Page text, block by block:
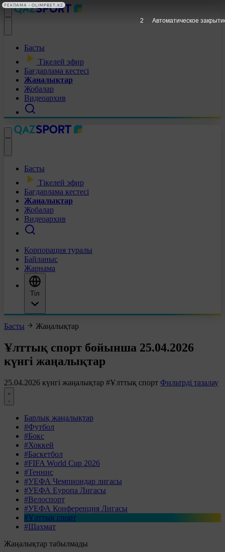
Басты
Тікелей эфир
Бағдарлама кестесі
Жаңалықтар
Жобалар
Видеоархив
Басты
Тікелей эфир
Бағдарлама кестесі
Жаңалықтар
Жобалар
Видеоархив
Корпорация туралы
Байланыс
Жарнама
Тіл
Басты Жаңалықтар
Ұлттық спорт бойынша 25.04.2026
күнгі жаңалықтар
25.04.2026 күнгі жаңалықтар #Ұлттық спорт Фильтрді тазалау
Барлық жаңалықтар
#Футбол
#Бокс
#Хоккей
#Баскетбол
#FIFA World Cup 2026
#Теннис
#УЕФА Чемпиондар лигасы
#УЕФА Еуропа Лигасы
#Велоспорт
#УЕФА Конференция Лигасы
#Ұлттық спорт
#Шахмат
Жаңалықтар табылмады
1 Автоматическое
РЕКЛАМА • OLIMPBET.KZ